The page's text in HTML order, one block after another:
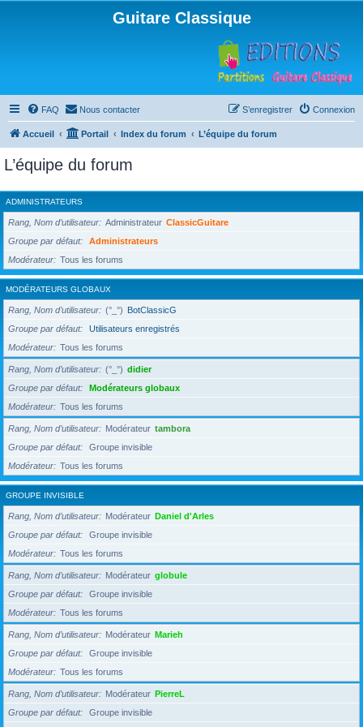
Guitare Classique
FAQ Nous contacter Connexion
S’enregistrer
Accueil Portail Index du forum L’équipe du forum
L’équipe du forum
ADMINISTRATEURS
Rang, Nom d’utilisateur Administrateur ClassicGuitare
Groupe par défaut
Administrateurs
Modérateur
Tous les forums
MODÉRATEURS GLOBAUX
Rang, Nom d’utilisateur (°_°) BotClassicG
Groupe par défaut
Utilisateurs enregistrés
Modérateur
Tous les forums
Rang, Nom d’utilisateur (°_°) didier
Groupe par défaut
Modérateurs globaux
Modérateur
Tous les forums
Rang, Nom d’utilisateur Modérateur tambora
Groupe par défaut
Groupe invisible
Modérateur
Tous les forums
GROUPE INVISIBLE
Rang, Nom d’utilisateur Modérateur Daniel d'Arles
Groupe par défaut
Groupe invisible
Modérateur
Tous les forums
Rang, Nom d’utilisateur Modérateur globule
Groupe par défaut
Groupe invisible
Modérateur
Tous les forums
Rang, Nom d’utilisateur Modérateur Marieh
Groupe par défaut
Groupe invisible
Modérateur
Tous les forums
Rang, Nom d’utilisateur Modérateur PierreL
Groupe par défaut
Groupe invisible